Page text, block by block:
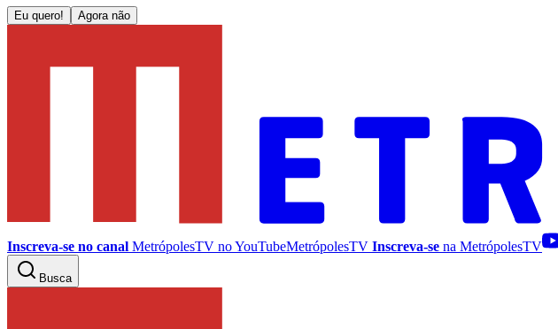
Eu quero! Agora não
Inscreva-se no canal MetrópolesTV noYouTubeMetrópolesTV Inscreva-se na MetrópolesTV
Busca